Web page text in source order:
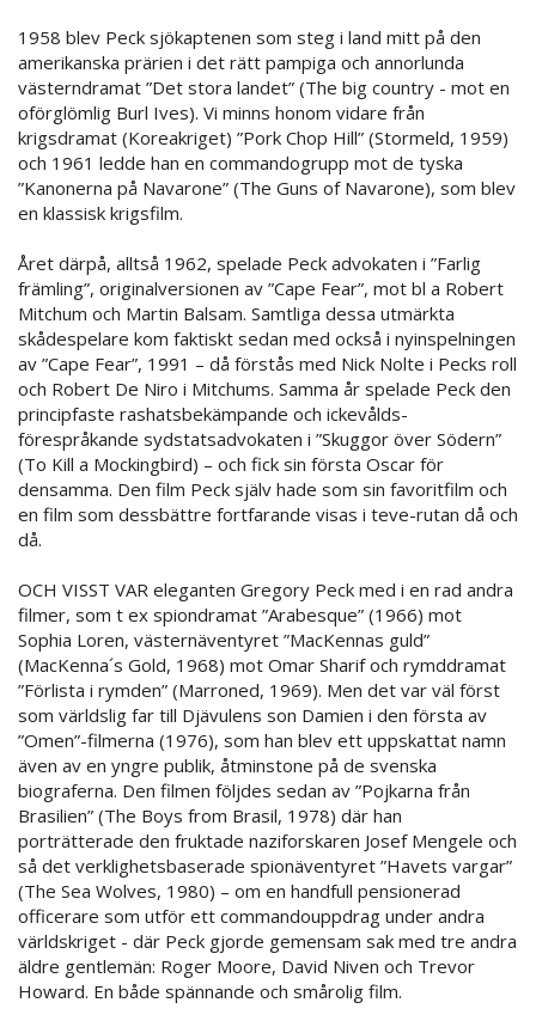
1958 blev Peck sjökaptenen som steg i land mitt på den
amerikanska prärien i det rätt pampiga och annorlunda
västerndramat ”Det stora landet” (The big country - mot en
oförglömlig Burl Ives). Vi minns honom vidare från
krigsdramat (Koreakriget) ”Pork Chop Hill” (Stormeld, 1959)
och 1961 ledde han en commandogrupp mot de tyska
”Kanonerna på Navarone” (The Guns of Navarone), som blev
en klassisk krigsfilm.
Året därpå, alltså 1962, spelade Peck advokaten i ”Farlig
främling”, originalversionen av ”Cape Fear”, mot bl a Robert
Mitchum och Martin Balsam. Samtliga dessa utmärkta
skådespelare kom faktiskt sedan med också i nyinspelningen
av ”Cape Fear”, 1991 – då förstås med Nick Nolte i Pecks roll
och Robert De Niro i Mitchums. Samma år spelade Peck den
principfaste rashatsbekämpande och ickevålds-
förespråkande sydstatsadvokaten i ”Skuggor över Södern”
(To Kill a Mockingbird) – och fick sin första Oscar för
densamma. Den film Peck själv hade som sin favoritfilm och
en film som dessbättre fortfarande visas i teve-rutan då och
då.
OCH VISST VAR eleganten Gregory Peck med i en rad andra
filmer, som t ex spiondramat ”Arabesque” (1966) mot
Sophia Loren, västernäventyret ”MacKennas guld”
(MacKenna´s Gold, 1968) mot Omar Sharif och rymddramat
”Förlista i rymden” (Marroned, 1969). Men det var väl först
som världslig far till Djävulens son Damien i den första av
”Omen”-filmerna (1976), som han blev ett uppskattat namn
även av en yngre publik, åtminstone på de svenska
biograferna. Den filmen följdes sedan av ”Pojkarna från
Brasilien” (The Boys from Brasil, 1978) där han
porträtterade den fruktade naziforskaren Josef Mengele och
så det verklighetsbaserade spionäventyret ”Havets vargar”
(The Sea Wolves, 1980) – om en handfull pensionerad
officerare som utför ett commandouppdrag under andra
världskriget - där Peck gjorde gemensam sak med tre andra
äldre gentlemän: Roger Moore, David Niven och Trevor
Howard. En både spännande och smårolig film.